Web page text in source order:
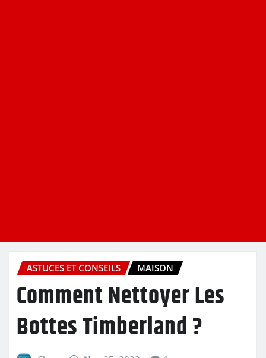
ASTUCES ET CONSEILS MAISON
Comment Nettoyer Les
Bottes Timberland ?